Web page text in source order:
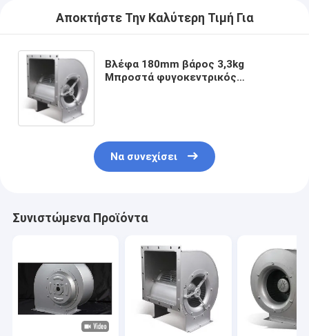
Αποκτήστε Την Καλύτερη Τιμή Για
Βλέφα 180mm βάρος 3,3kg
Μπροστά φυγοκεντρικός
Να συνεχίσει
Συνιστώμενα Προϊόντα